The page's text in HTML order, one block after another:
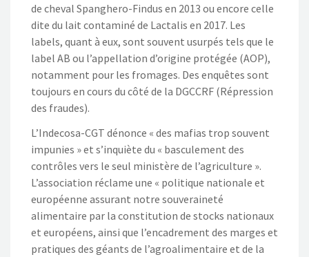
de cheval Spanghero-Findus en 2013 ou encore celle
dite du lait contaminé de Lactalis en 2017. Les
labels, quant à eux, sont souvent usurpés tels que le
label AB ou l’appellation d’origine protégée (AOP),
notamment pour les fromages. Des enquêtes sont
toujours en cours du côté de la DGCCRF (Répression
des fraudes).
L’Indecosa-CGT dénonce « des mafias trop souvent
impunies » et s’inquiète du « basculement des
contrôles vers le seul ministère de l’agriculture ».
L’association réclame une « politique nationale et
européenne assurant notre souveraineté
alimentaire par la constitution de stocks nationaux
et européens, ainsi que l’encadrement des marges et
pratiques des géants de l’agroalimentaire et de la